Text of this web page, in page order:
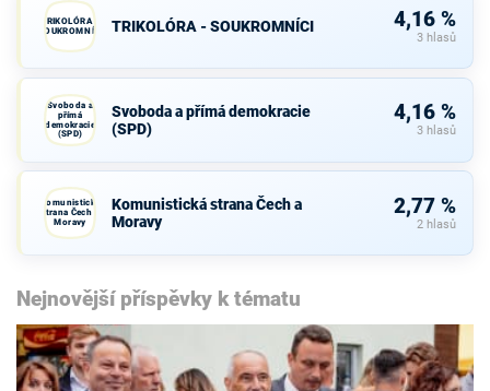
TRIKOLÓRA -
SOUKROMNÍCI
TRIKOLÓRA - SOUKROMNÍCI 4,16 %
3 hlasů
Svoboda a
přímá
demokracie
(SPD)
Svoboda a přímá demokracie
(SPD)
4,16 %
3 hlasů
Komunistická
strana Čech a
Moravy
Komunistická strana Čech a
Moravy
2,77 %
2 hlasů
Nejnovější příspěvky k tématu